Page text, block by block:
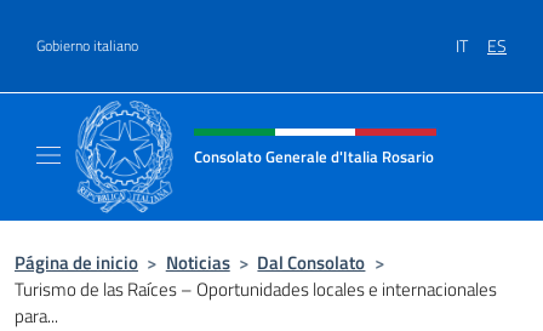
Gobierno italiano IT ES
Encabezado del sitio web,
Consolato Generale d'Italia Rosario
Página de inicio > Noticias > Dal Consolato >
Turismo de las Raíces – Oportunidades locales e internacionales
para...